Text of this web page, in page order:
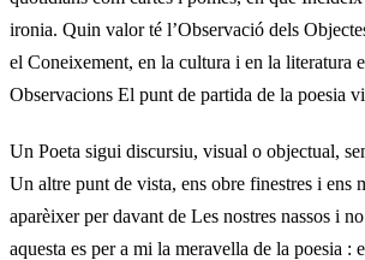
ironia. Quin valor té l’Observació dels
el Coneixement, en la cultura i en la literatura
Observacions El punt de partida de la poesia
Un Poeta sigui discursiu, visual o objectual,
Un altre punt de vista, ens obre finestres i ens
aparèixer per davant de Les nostres nassos i
aquesta es per a mi la meravella de la poesia :